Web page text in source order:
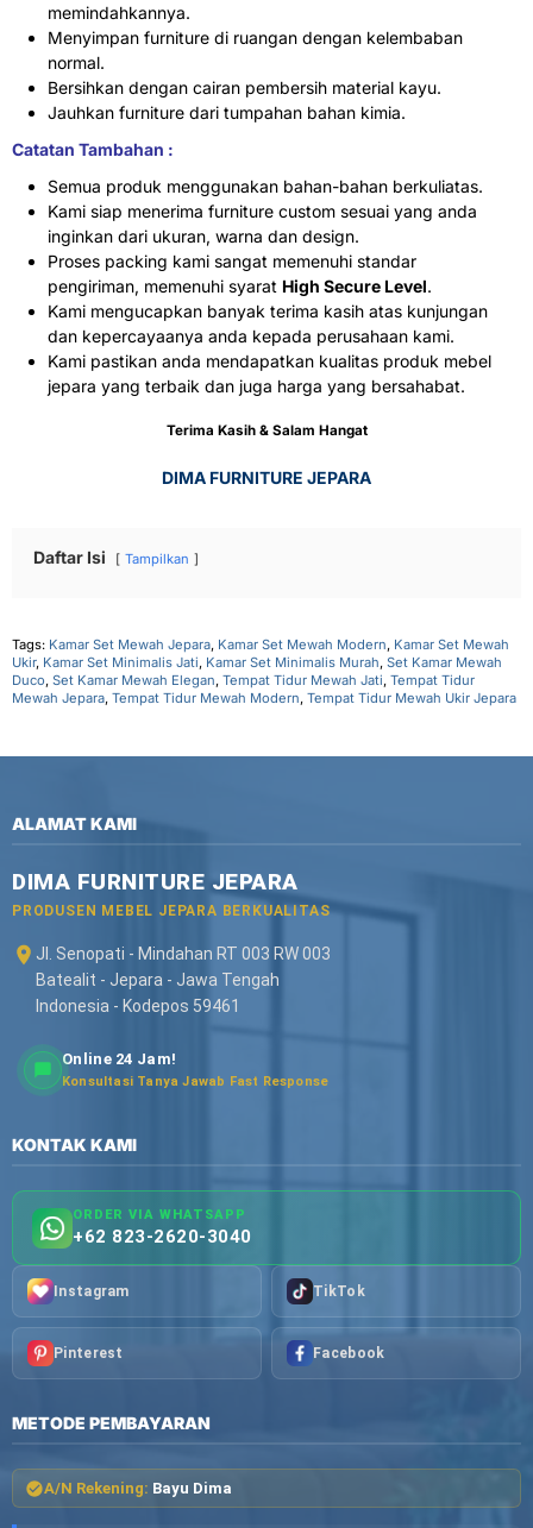
memindahkannya.
Menyimpan furniture di ruangan dengan kelembaban
normal.
Bersihkan dengan cairan pembersih material kayu.
Jauhkan furniture dari tumpahan bahan kimia.
Catatan Tambahan :
Semua produk menggunakan bahan-bahan berkuliatas.
Kami siap menerima furniture custom sesuai yang anda
inginkan dari ukuran, warna dan design.
Proses packing kami sangat memenuhi standar
pengiriman, memenuhi syarat High Secure Level.
Kami mengucapkan banyak terima kasih atas kunjungan
dan kepercayaanya anda kepada perusahaan kami.
Kami pastikan anda mendapatkan kualitas produk mebel
jepara yang terbaik dan juga harga yang bersahabat.
Terima Kasih & Salam Hangat
DIMA FURNITURE JEPARA
Daftar Isi Tampilkan
Tags: Kamar Set Mewah Jepara, Kamar Set Mewah Modern, Kamar Set Mewah
Ukir, Kamar Set Minimalis Jati, Kamar Set Minimalis Murah, Set Kamar Mewah
Duco, Set Kamar Mewah Elegan, Tempat Tidur Mewah Jati, Tempat Tidur
Mewah Jepara, Tempat Tidur Mewah Modern, Tempat Tidur Mewah Ukir Jepara
ALAMAT KAMI
DIMA FURNITURE JEPARA
PRODUSEN MEBEL JEPARA BERKUALITAS
Jl. Senopati - Mindahan RT 003 RW 003
Batealit - Jepara - Jawa Tengah
Indonesia - Kodepos 59461
Online 24 Jam!
Konsultasi Tanya Jawab Fast Response
KONTAK KAMI
ORDER VIA WHATSAPP
+62 823-2620-3040
Instagram TikTok
Pinterest Facebook
METODE PEMBAYARAN
A/N Rekening: Bayu Dima